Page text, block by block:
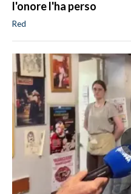
l'onore l'ha perso
Red